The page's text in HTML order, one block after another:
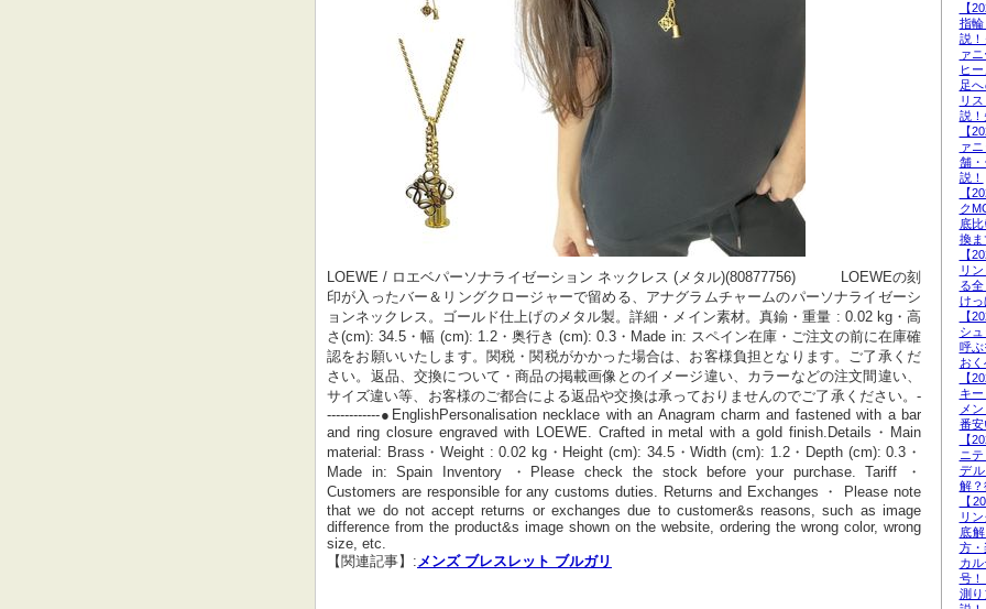
LOEWE / ロエベパーソナライゼーション ネックレス (メタル)(80877756)          LOEWEの刻
印が入ったバー＆リングクロージャーで留める、アナグラムチャームのパーソナライゼーシ
ョンネックレス。ゴールド仕上げのメタル製。詳細・メイン素材。真鍮・重量 : 0.02 kg・高
さ(cm): 34.5・幅 (cm): 1.2・奥行き (cm): 0.3・Made in: スペイン在庫・ご注文の前に在庫確
認をお願いいたします。関税・関税がかかった場合は、お客様負担となります。ご了承くだ
さい。返品、交換について・商品の掲載画像とのイメージ違い、カラーなどの注文間違い、
サイズ違い等、お客様のご都合による返品や交換は承っておりませんのでご了承ください。-
------------●EnglishPersonalisation necklace with an Anagram charm and fastened with a bar
and ring closure engraved with LOEWE. Crafted in metal with a gold finish.Details・Main
material: Brass・Weight : 0.02 kg・Height (cm): 34.5・Width (cm): 1.2・Depth (cm): 0.3・
Made in: Spain Inventory ・Please check the stock before your purchase. Tariff ・
Customers are responsible for any customs duties. Returns and Exchanges ・ Please note
that we do not accept returns or exchanges due to customer&s reasons, such as image
difference from the product&s image shown on the website, ordering the wrong color, wrong
size, etc.
【関連記事】: メンズ ブレスレット ブルガリ
【
指
説
ァ
ヒ
足
リ
説！
【
ァ
舗
説！
【
ク
底
換ま
【
リ
る
けっ
【
シ
呼
お
【
キ
メ
番安
【
ニ
デ
解？
【
リ
底
方・
カ
号
測